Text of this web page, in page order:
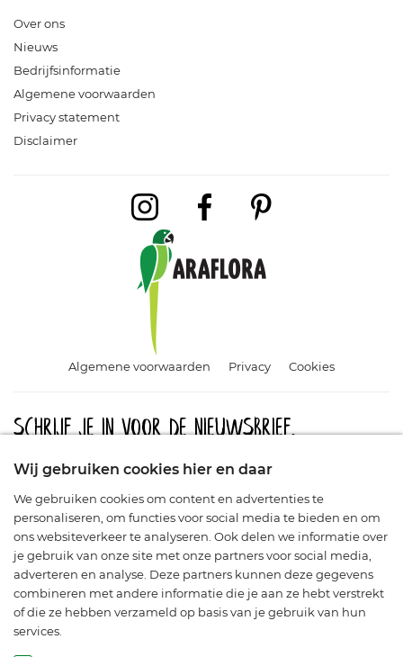
Over ons
Nieuws
Bedrijfsinformatie
Algemene voorwaarden
Privacy statement
Disclaimer
Algemene voorwaarden Privacy Cookies
Schrijf je in voor de nieuwsbrief.
Meld u aan en blijf op de hoogte van aanbiedingen, promoties
Wij gebruiken cookies hier en daar
We gebruiken cookies om content en advertenties te
personaliseren, om functies voor social media te bieden en om
ons websiteverkeer te analyseren. Ook delen we informatie over
je gebruik van onze site met onze partners voor social media,
adverteren en analyse. Deze partners kunnen deze gegevens
combineren met andere informatie die je aan ze hebt verstrekt
of die ze hebben verzameld op basis van je gebruik van hun
services.